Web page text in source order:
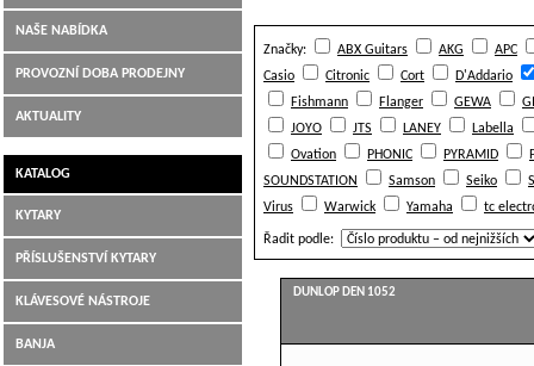
Značky: ABX Guitars AKG
APC
Casio
Citronic Cort
D'Addario
Fishmann
Flanger GEWA
JOYO
JTS LANEY
Labella
Ovation
PHONIC PYRAMID
SOUNDSTATION
Samson Seiko
Virus
Warwick Yamaha tc
Řadit podle:
DUNLOP DEN 1052
NAŠE NABÍDKA
PROVOZNÍ DOBA PRODEJNY
AKTUALITY
KATALOG
KYTARY
PŘÍSLUŠENSTVÍ KYTARY
KLÁVESOVÉ NÁSTROJE
BANJA